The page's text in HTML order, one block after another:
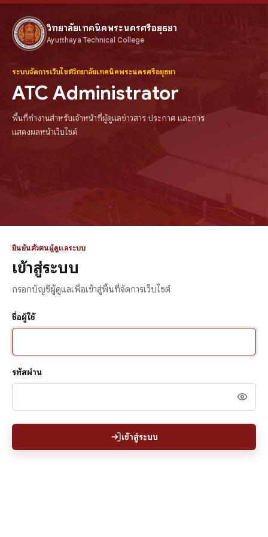
วิทยาลัยเทคนิคพระนครศรีอยุธยา
Ayutthaya Technical College
ระบบจัดการเว็บไซต์วิทยาลัยเทคนิคพระนครศรีอยุธยา
ATC Administrator
พื้นที่ทำงานสำหรับเจ้าหน้าที่ผู้ดูแลข่าวสาร ประกาศ และการ
แสดงผลหน้าเว็บไซต์
ยืนยันตัวตนผู้ดูแลระบบ
เข้าสู่ระบบ
กรอกบัญชีผู้ดูแลเพื่อเข้าสู่พื้นที่จัดการเว็บไซต์
ชื่อผู้ใช้
รหัสผ่าน
เข้าสู่ระบบ